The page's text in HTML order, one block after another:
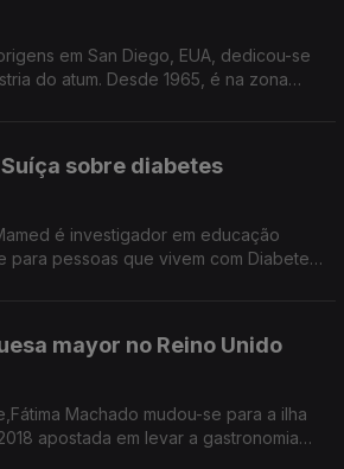
em San Diego, EUA, dedicou-se
do atum. Desde 1965, é na zona
sobre diabetes
é investigador em educação
para pessoas que vivem com Diabetes
para Cuidar”.
mayor no Reino Unido
Machado mudou-se para a ilha
apostada em levar a gastronomia